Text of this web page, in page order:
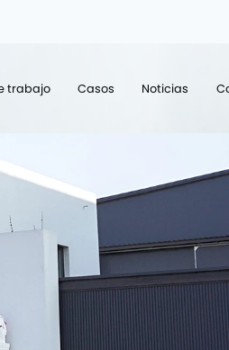
trabajo Casos Noticias